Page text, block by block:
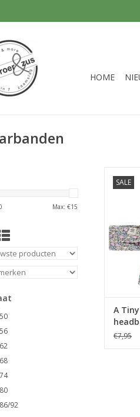
HOME
Max: €15
50
56
62
68
74
80
86/92
SALE
A
s26
€7,95